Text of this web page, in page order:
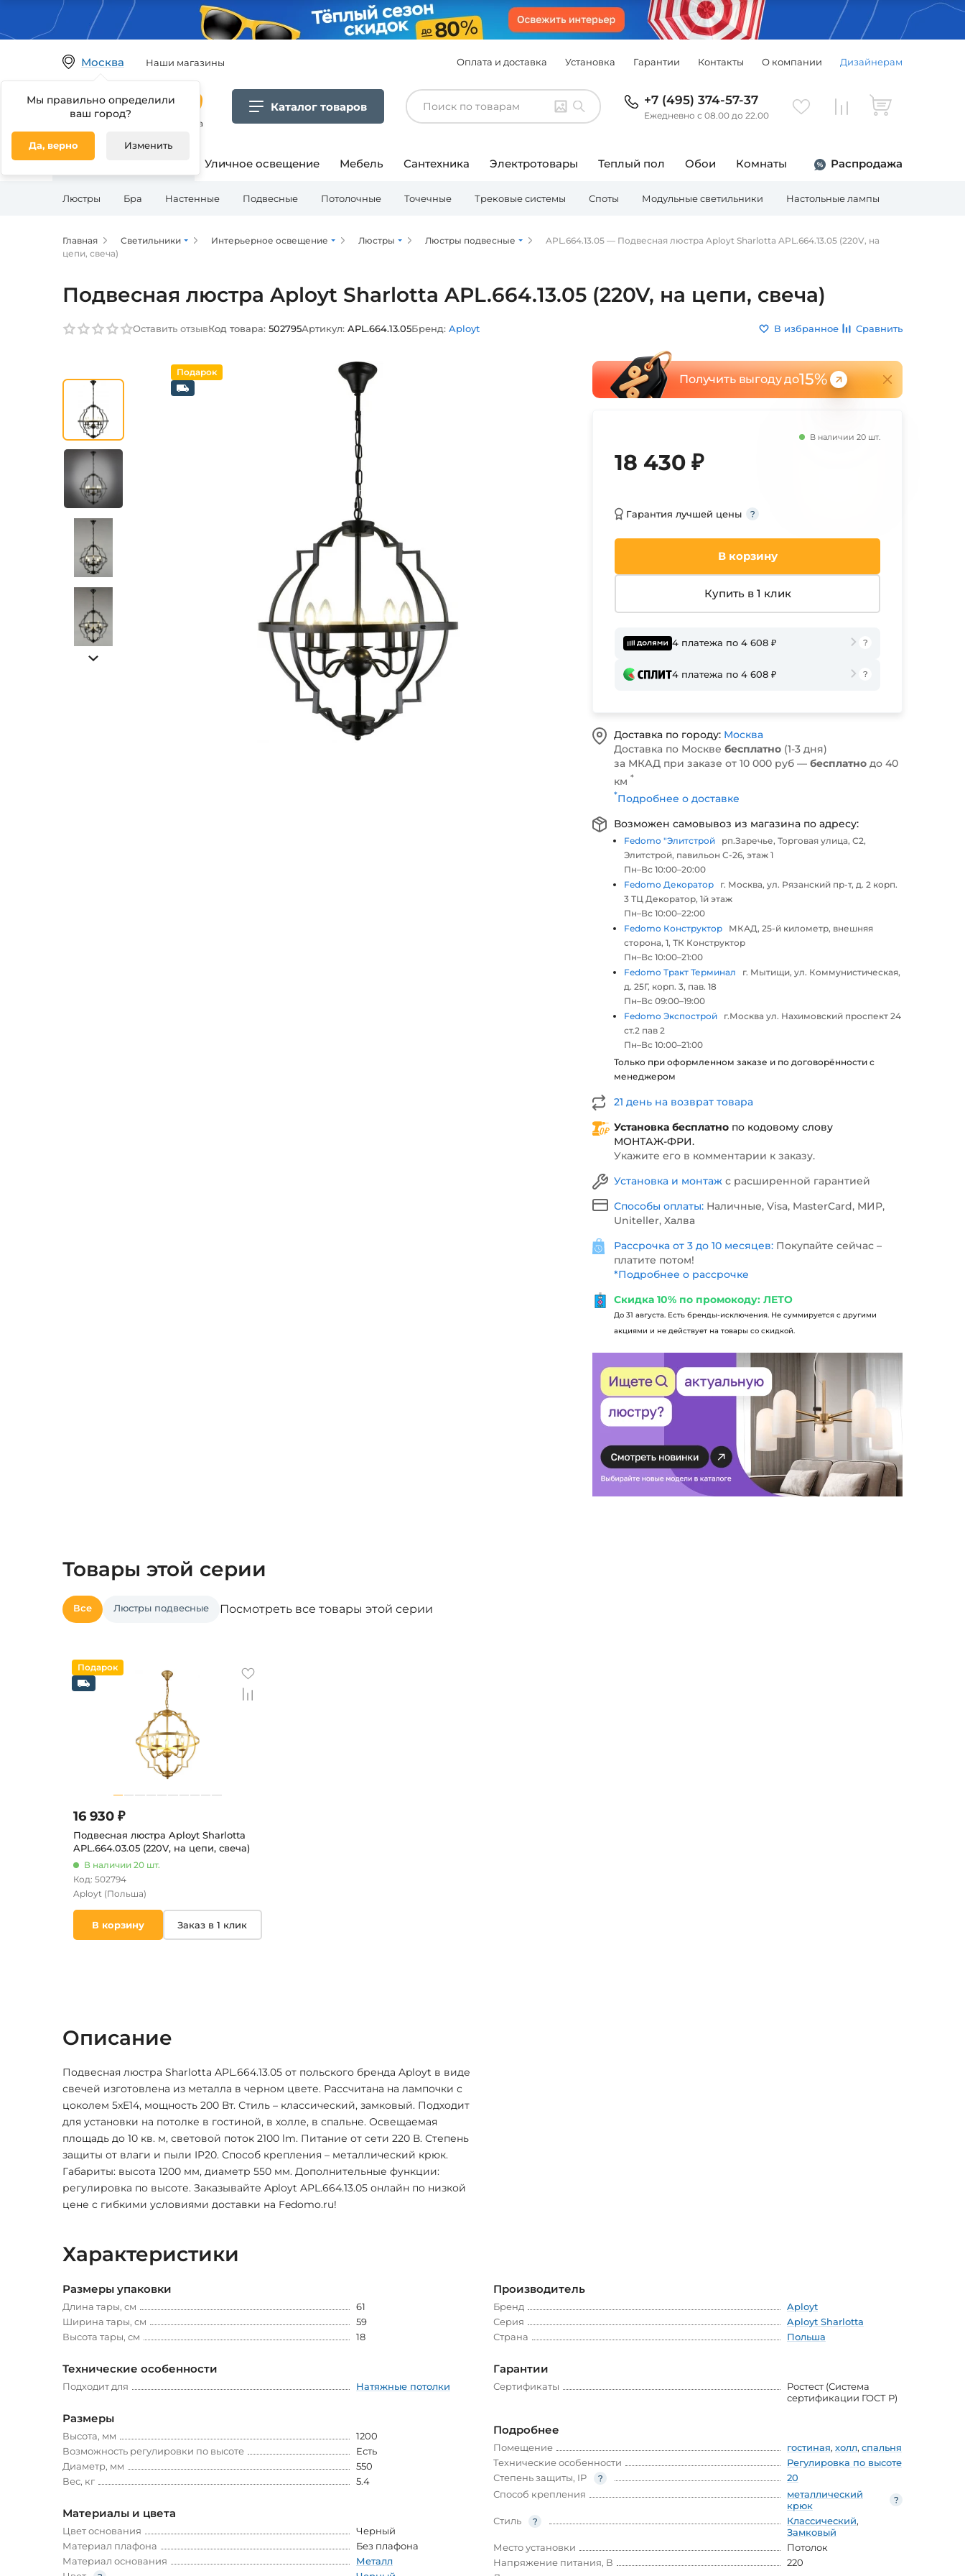
Москва
Мы правильно определили
ваш город?
Да, верно Изменить
Наши магазины Оплата и доставка Установка Гарантии Контакты О компании Дизайнерам
Гипермаркет товаров для дома
Каталог товаров +7 (495) 374-57-37
Ежедневно с 08.00 до 22.00
Освещение для дома Уличное освещение Мебель Сантехника Электротовары Теплый пол Обои Комнаты Распродажа
Люстры Бра Настенные Подвесные Потолочные Точечные Трековые системы Споты Модульные светильники Настольные лампы
Главная Светильники Интерьерное освещение Люстры Люстры подвесные
APL.664.13.05 — Подвесная люстра Aployt Sharlotta APL.664.13.05 (220V, на
цепи, свеча)
Подвесная люстра Aployt Sharlotta APL.664.13.05 (220V, на цепи, свеча)
Оставить отзывКод товара: 502795Артикул: APL.664.13.05Бренд: Aployt В избранное Сравнить
Получить выгоду до15%
В наличии 20 шт.
18 430 ₽
Гарантия лучшей цены
В корзину
Купить в 1 клик
4 платежа по 4 608 ₽
4 платежа по 4 608 ₽
Доставка по городу: Москва
Доставка по Москве бесплатно (1-3 дня)
за МКАД при заказе от 10 000 руб — бесплатно до 40
км *
*Подробнее о доставке
Возможен самовывоз из магазина по адресу:
Fedomo "Элитстрой
рп.Заречье, Торговая улица, С2,
Элитстрой, павильон С-26, этаж 1
Пн–Вс 10:00–20:00
Fedomo Декоратор
г. Москва, ул. Рязанский пр-т, д. 2 корп.
3 ТЦ Декоратор, 1й этаж
Пн–Вс 10:00–22:00
Fedomo Конструктор
МКАД, 25-й километр, внешняя
сторона, 1, ТК Конструктор
Пн–Вс 10:00–21:00
Fedomo Тракт Терминал
г. Мытищи, ул. Коммунистическая,
д. 25Г, корп. 3, пав. 18
Пн–Вс 09:00–19:00
Fedomo Экспострой
г.Москва ул. Нахимовский проспект 24
ст.2 пав 2
Пн–Вс 10:00–21:00
Только при оформленном заказе и по договорённости с
менеджером
21 день на возврат товара
Установка бесплатно по кодовому слову
МОНТАЖ-ФРИ.
Укажите его в комментарии к заказу.
Установка и монтаж с расширенной гарантией
Способы оплаты: Наличные, Visa, MasterCard, МИР,
Uniteller, Халва
Рассрочка от 3 до 10 месяцев: Покупайте сейчас –
платите потом!
*Подробнее о рассрочке
Скидка 10% по промокоду: ЛЕТО
До 31 августа. Есть бренды-исключения. Не суммируется с другими
акциями и не действует на товары со скидкой.
Товары этой серии
Все Люстры подвесные Посмотреть все товары этой серии
16 930 ₽
Подвесная люстра Aployt Sharlotta
APL.664.03.05 (220V, на цепи, свеча)
В наличии 20 шт.
Код: 502794
Aployt (Польша)
В корзину Заказ в 1 клик
Описание
Подвесная люстра Sharlotta APL.664.13.05 от польского бренда Aployt в виде
свечей изготовлена из металла в черном цвете. Рассчитана на лампочки с
цоколем 5xE14, мощность 200 Вт. Стиль – классический, замковый. Подходит
для установки на потолке в гостиной, в холле, в спальне. Освещаемая
площадь до 10 кв. м, световой поток 2100 lm. Питание от сети 220 В. Степень
защиты от влаги и пыли IP20. Способ крепления – металлический крюк.
Габариты: высота 1200 мм, диаметр 550 мм. Дополнительные функции:
регулировка по высоте. Заказывайте Aployt APL.664.13.05 онлайн по низкой
цене с гибкими условиями доставки на Fedomo.ru!
Характеристики
Размеры упаковки
Длина тары, см
61
Ширина тары, см
59
Высота тары, см
18
Технические особенности
Подходит для Натяжные потолки
Размеры
Высота, мм
1200
Возможность регулировки по высоте
Есть
Диаметр, мм
550
Вес, кг
5.4
Материалы и цвета
Цвет основания
Черный
Материал плафона
Без плафона
Материал основания
Металл
Производитель
Бренд
Aployt
Серия
Aployt Sharlotta
Страна
Польша
Гарантии
Сертификаты
Ростест (Система
сертификации ГОСТ Р)
Подробнее
Помещение гостиная, холл, спальня
Технические особенности
Регулировка по высоте
Степень защиты, IP
20
Способ крепления
металлический
крюк
Стиль
Классический,
Замковый
Место установки
Потолок
Напряжение питания, В
220